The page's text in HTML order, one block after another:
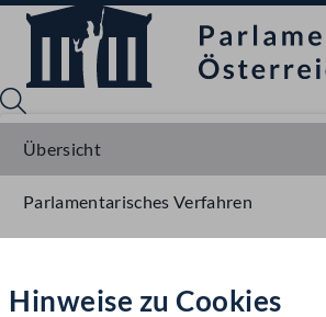
Hilfe
Hinweise zu Cookies
Übersicht
Parlamentarisches Verfahren